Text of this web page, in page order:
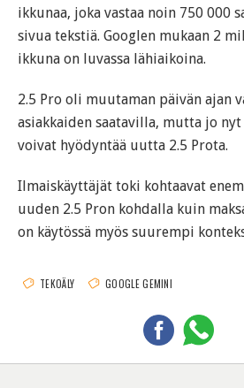
ikkunaa, joka vastaa noin 750 000
sivua tekstiä. Googlen mukaan 2
ikkuna on luvassa lähiaikoina.
2.5 Pro oli muutaman päivän ajan
asiakkaiden saatavilla, mutta jo
voivat hyödyntää uutta 2.5 Prota.
Ilmaiskäyttäjät toki kohtaavat
uuden 2.5 Pron kohdalla kuin
on käytössä myös suurempi
TEKOÄLY GOOGLE GEMINI